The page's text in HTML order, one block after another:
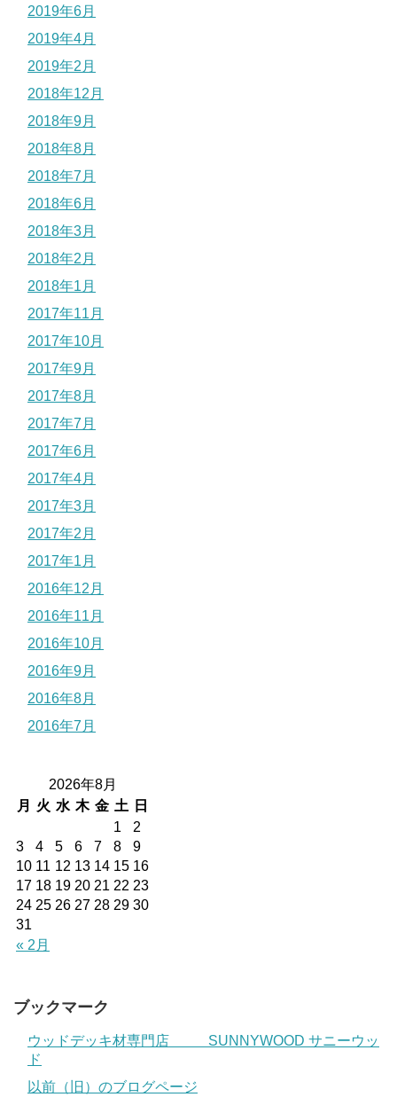
2019年6月
2019年4月
2019年2月
2018年12月
2018年9月
2018年8月
2018年7月
2018年6月
2018年3月
2018年2月
2018年1月
2017年11月
2017年10月
2017年9月
2017年8月
2017年7月
2017年6月
2017年4月
2017年3月
2017年2月
2017年1月
2016年12月
2016年11月
2016年10月
2016年9月
2016年8月
2016年7月
2026年8月
月
火 水 木 金 土 日
« 2月
1
2
3
4 5 6 7 8
9
10 11 12 13 14 15 16
17 18 19 20 21 22 23
24 25 26 27 28 29 30
31
ブックマーク
ウッドデッキ材専門店 SUNNYWOOD サニーウッ
ド
以前（旧）のブログページ